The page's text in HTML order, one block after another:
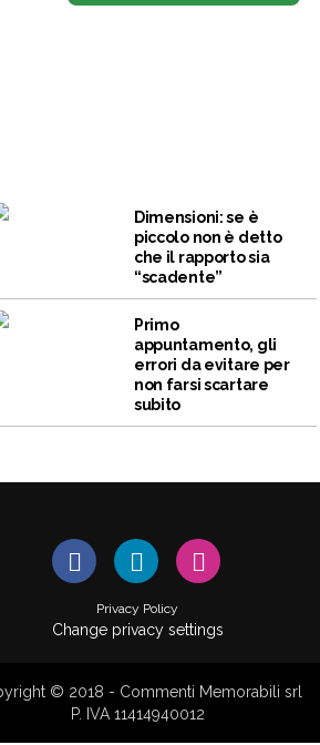
Dimensioni: se è
piccolo non è detto
che il rapporto sia
“scadente”
Primo
appuntamento, gli
errori da evitare per
non farsi scartare
subito
Privacy Policy
Change privacy settings
© 2018 - Commenti Memorabili srl
P. IVA 11414940012